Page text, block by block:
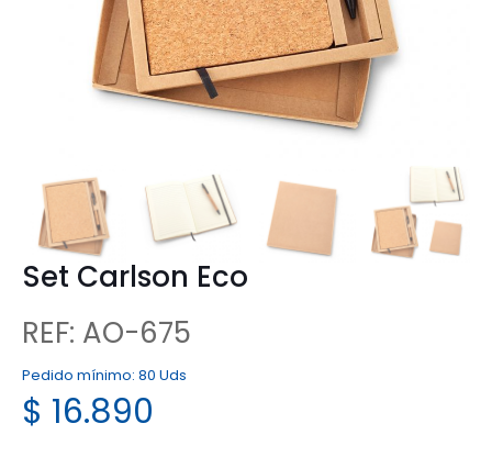
Set Carlson Eco
REF: AO-675
Pedido mínimo: 80 Uds
$ 16.890